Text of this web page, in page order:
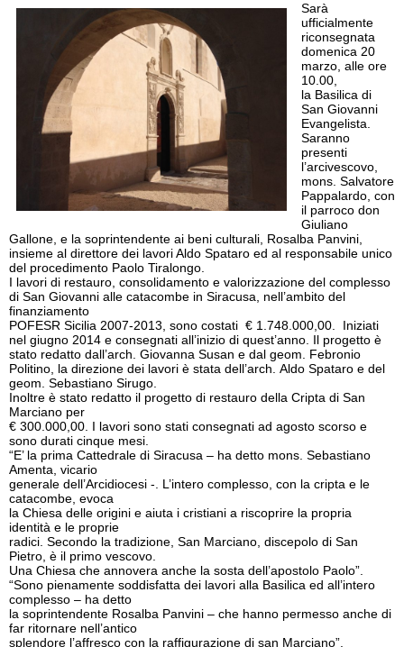
Sarà
ufficialmente
riconsegnata
domenica 20
marzo, alle ore
10.00,
la Basilica di
San Giovanni
Evangelista.
Saranno
presenti
l’arcivescovo,
mons. Salvatore
Pappalardo, con
il parroco don
Giuliano
Gallone, e la soprintendente ai beni culturali, Rosalba Panvini,
insieme al direttore dei lavori Aldo Spataro ed al responsabile unico
del procedimento Paolo Tiralongo.
I lavori di restauro, consolidamento e valorizzazione del complesso
di San Giovanni alle catacombe in Siracusa, nell’ambito del
finanziamento
POFESR Sicilia 2007-2013, sono costati € 1.748.000,00. Iniziati
nel giugno 2014 e consegnati all’inizio di quest’anno. Il progetto è
stato redatto dall’arch. Giovanna Susan e dal geom. Febronio
Politino, la direzione dei lavori è stata dell’arch. Aldo Spataro e del
geom. Sebastiano Sirugo.
Inoltre è stato redatto il progetto di restauro della Cripta di San
Marciano per
€ 300.000,00. I lavori sono stati consegnati ad agosto scorso e
sono durati cinque mesi.
“E’ la prima Cattedrale di Siracusa – ha detto mons. Sebastiano
Amenta, vicario
generale dell’Arcidiocesi -. L’intero complesso, con la cripta e le
catacombe, evoca
la Chiesa delle origini e aiuta i cristiani a riscoprire la propria
identità e le proprie
radici. Secondo la tradizione, San Marciano, discepolo di San
Pietro, è il primo vescovo.
Una Chiesa che annovera anche la sosta dell’apostolo Paolo”.
“Sono pienamente soddisfatta dei lavori alla Basilica ed all’intero
complesso – ha detto
la soprintendente Rosalba Panvini – che hanno permesso anche di
far ritornare nell’antico
splendore l’affresco con la raffigurazione di san Marciano”.